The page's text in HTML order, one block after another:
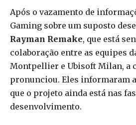
Após o vazamento de
Gaming sobre um suposto
Rayman Remake, que está
colaboração entre as equipes
Montpellier e Ubisoft Milan, a
pronunciou. Eles informaram
que o projeto ainda está nas
desenvolvimento.